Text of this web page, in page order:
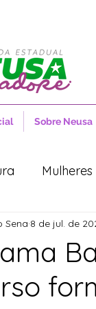
Sobre Neusa
Mulheres
Sociais
Saúde
Sena 8 de jul. de